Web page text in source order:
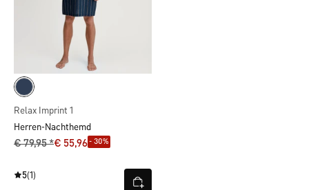
Relax Imprint 1
Herren-Nachthemd
€ 79,95 *€ 55,96- 30%
5(1)